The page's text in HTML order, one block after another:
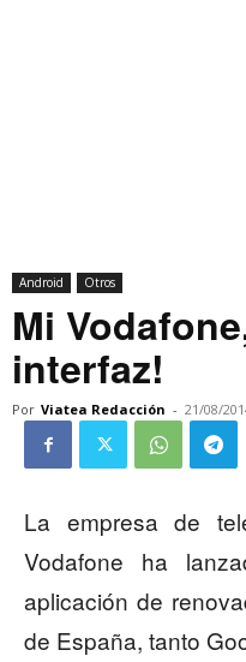
Android Otros
Mi
interfaz!
Por Viatea Redacción - 21/08/
La empresa de
Vodafone ha
aplicación de
de España, tanto